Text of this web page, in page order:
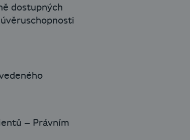
dostupných
– Právním